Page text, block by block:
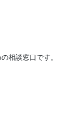
相談窓口です。